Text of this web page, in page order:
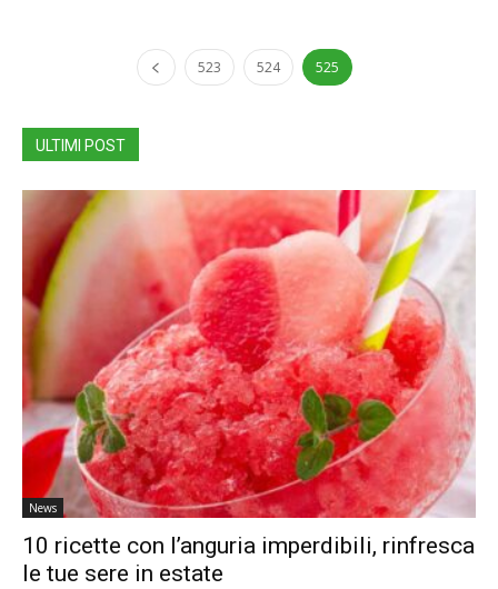
523 524 525
ULTIMI POST
News
10 ricette con l’anguria imperdibili, rinfresca
le tue sere in estate